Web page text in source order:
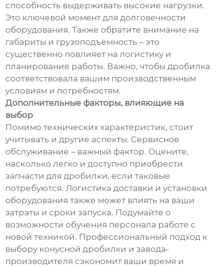
способность выдерживать высокие нагрузки.
Это ключевой момент для долговечности
оборудования. Также обратите внимание на
габариты и грузоподъёмность – это
существенно повлияет на логистику и
планирование работы. Важно, чтобы дробилка
соответствовала вашим производственным
условиям и потребностям.
Дополнительные факторы, влияющие на
выбор
Помимо технических характеристик, стоит
учитывать и другие аспекты. Сервисное
обслуживание – важный фактор. Оцените,
насколько легко и доступно приобрести
запчасти для дробилки, если таковые
потребуются. Логистика доставки и установки
оборудования также может влиять на ваши
затраты и сроки запуска. Подумайте о
возможности обучения персонала работе с
новой техникой. Профессиональный подход к
выбору конусной дробилки и завода-
производителя сэкономит ваши время и